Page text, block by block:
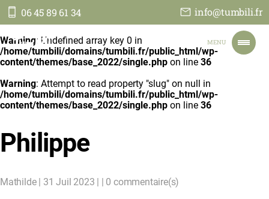
06 45 89 61 34 info@tumbili.fr
Tumbili MENU
ACCUEIL
NOS VOYAGES
TOUT SUR NOUS
JE PARS EN TANZANIE
CONTACT
FAIRE UN DON
Warning: Undefined array key 0 in
/home/tumbili/domains/tumbili.fr/public_html/wp-
content/themes/base_2022/single.php on line 36
Warning: Attempt to read property "slug" on null in
/home/tumbili/domains/tumbili.fr/public_html/wp-
content/themes/base_2022/single.php on line 36
Philippe
Mathilde | 31 Juil 2023 | | 0 commentaire(s)